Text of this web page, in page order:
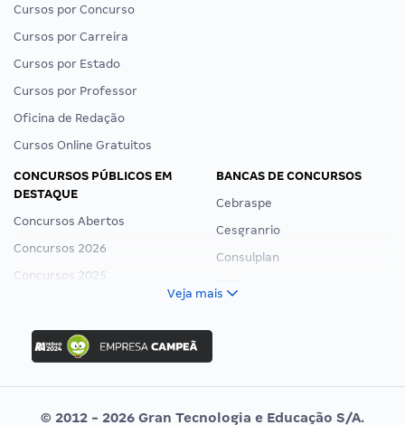
Cursos por Concurso
Cursos por Carreira
Cursos por Estado
Cursos por Professor
Oficina de Redação
Cursos Online Gratuitos
CONCURSOS PÚBLICOS EM
DESTAQUE
Concursos Abertos
Concursos 2026
Concursos 2025
Concurso Ibama
Concurso MPU
Editais publicados
BANCAS DE CONCURSOS
Cebraspe
Cesgranrio
Consulplan
Vunesp
Veja mais
© 2012 - 2026 Gran Tecnologia e Educação S/A.